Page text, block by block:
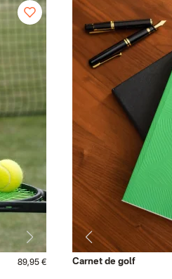
89,95 € Carnet de golf